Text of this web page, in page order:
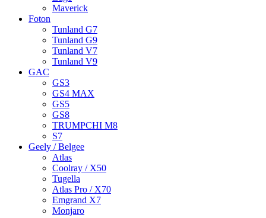
Maverick
Foton
Tunland G7
Tunland G9
Tunland V7
Tunland V9
GAC
GS3
GS4 MAX
GS5
GS8
TRUMPCHI M8
S7
Geely / Belgee
Atlas
Coolray / X50
Tugella
Atlas Pro / X70
Emgrand X7
Monjaro